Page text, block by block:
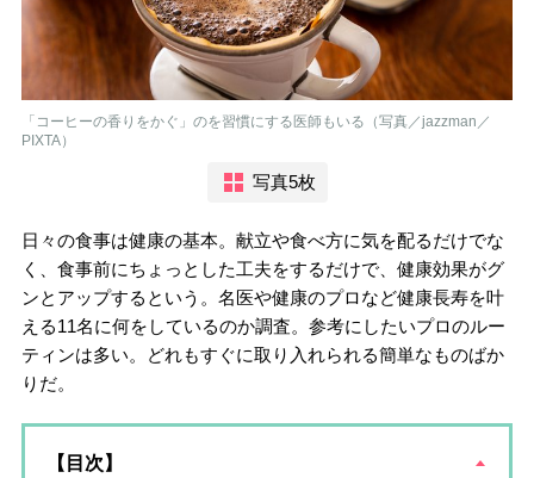
「コーヒーの香りをかぐ」のを習慣にする医師もいる（写真／jazzman／
PIXTA）
写真5枚
日々の食事は健康の基本。献立や食べ方に気を配るだけでな
く、食事前にちょっとした工夫をするだけで、健康効果がグ
ンとアップするという。名医や健康のプロなど健康長寿を叶
える11名に何をしているのか調査。参考にしたいプロのルー
ティンは多い。どれもすぐに取り入れられる簡単なものばか
りだ。
【目次】